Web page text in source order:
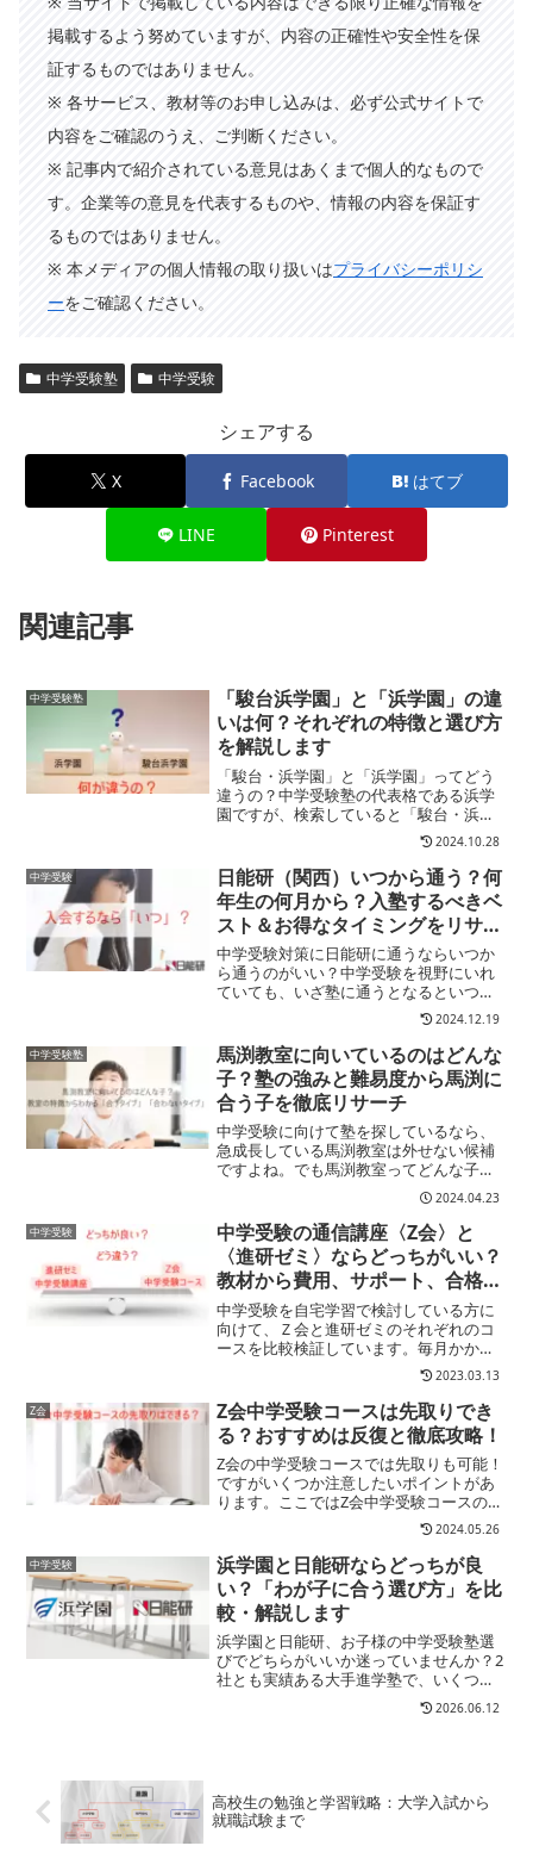
掲載するよう努めていますが、内容の正確性や安全性を保
証するものではありません。
※ 各サービス、教材等のお申し込みは、必ず公式サイトで
内容をご確認のうえ、ご判断ください。
※ 記事内で紹介されている意見はあくまで個人的なもので
す。企業等の意見を代表するものや、情報の内容を保証す
るものではありません。
※ 本メディアの個人情報の取り扱いはプライバシーポリシ
ーをご確認ください。
中学受験塾 中学受験
シェアする
X Facebook はてブ
LINE Pinterest
関連記事
中学受験塾
「駿台浜学園」と「浜学園」の違
いは何？それぞれの特徴と選び方
を解説します
「駿台・浜学園」と「浜学園」ってどう
違うの？中学受験塾の代表格である浜学
園ですが、検索していると「駿台・浜学
園」も表示されます。この2つはどちらも
浜学園が運営していますが、地域によっ
て内容が異なります。関西と関東で分か
れていて、関西の浜学園...
2024.10.28
中学受験
日能研（関西）いつから通う？何
年生の何月から？入塾するべきベ
スト＆お得なタイミングをリサー
チしてみた
中学受験対策に日能研に通うならいつか
ら通うのがいい？中学受験を視野にいれ
ていても、いざ塾に通うとなるといつか
ら入れるべきか迷いますよね？関西エリ
アの日能研は最難関志望準備灘特進Jr.コ
ース（小２、小３）中学受験準備３年生
リードコース＋（リー...
2024.12.19
中学受験塾
馬渕教室に向いているのはどんな
子？塾の強みと難易度から馬渕に
合う子を徹底リサーチ
中学受験に向けて塾を探しているなら、
急成長している馬渕教室は外せない候補
ですよね。でも馬渕教室ってどんな子に
向いてるの？気になりますよね？馬渕教
室（中学受験）は関西の最難関・難関校
合格を実現したい！けど、まだ自走でき
ていない…だからしっかり...
2024.04.23
中学受験
中学受験の通信講座〈Z会〉と
〈進研ゼミ〉ならどっちがいい？
教材から費用、サポート、合格実
績まで徹底比較
中学受験を自宅学習で検討している方に
向けて、Ｚ会と進研ゼミのそれぞれのコ
ースを比較検証しています。毎月かかる
費用や指導内容、保護者や進路のフォロ
ー、進学先までＺ会と進研ゼミの中学受
験講座を詳しく解説します
2023.03.13
Z会
Z会中学受験コースは先取りでき
る？おすすめは反復と徹底攻略！
Z会の中学受験コースでは先取りも可能！
ですがいくつか注意したいポイントがあ
ります。ここではZ会中学受験コースの先
取りについて、申し込み方法や注意点、
おすすめの学習方法を解説します2024.05.26
中学受験
浜学園と日能研ならどっちが良
い？「わが子に合う選び方」を比
較・解説します
浜学園と日能研、お子様の中学受験塾選
びでどちらがいいか迷っていませんか？2
社とも実績ある大手進学塾で、いくつか
共通する点はあるものの、入塾から偏差
値、費用や教育方針まで実際には大きく
2026.06.12
高校生の勉強と学習戦略：大学入試から
就職試験まで